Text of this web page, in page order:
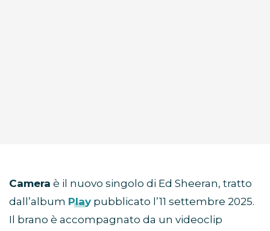
Camera è il nuovo singolo di Ed Sheeran, tratto
dall’album Play pubblicato l’11 settembre 2025.
Il brano è accompagnato da un videoclip